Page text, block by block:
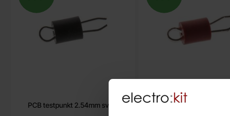
PCB testpunkt 2.54mm svart PCB testpunkt 2.54mm